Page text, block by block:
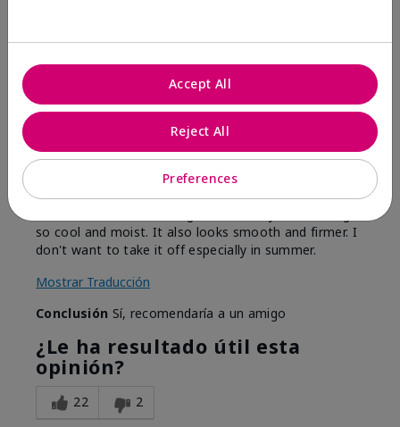
EnviadoHace 9 meses
porJoyce
Comprador verificado
marykay.com/en-us/
Comentarios sobre TimeWise Repair® Lifting
Bio-Cellulose Mask
so cool and moist. It also looks smooth and firmer. I
don't want to take it off especially in summer.
Mostrar Traducción
Conclusión Sí, recomendaría a un amigo
¿Le ha resultado útil esta
opinión?
22 2
Preferences
Reject All
Accept All